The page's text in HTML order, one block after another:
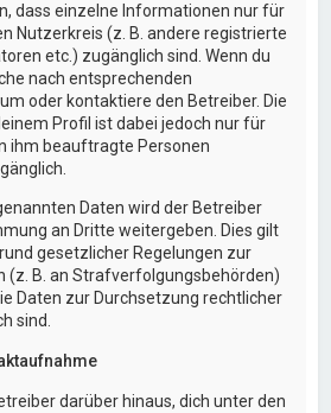
dass einzelne Informationen nur für
Nutzerkreis (z. B. andere registrierte
etc.) zugänglich sind. Wenn du
nach entsprechenden
oder kontaktiere den Betreiber. Die
Profil ist dabei jedoch nur für
ihm beauftragte Personen
Daten wird der Betreiber
an Dritte weitergeben. Dies gilt
gesetzlicher Regelungen zur
(z. B. an Strafverfolgungsbehörden)
Daten zur Durchsetzung rechtlicher
sind.
darüber hinaus, dich unter den